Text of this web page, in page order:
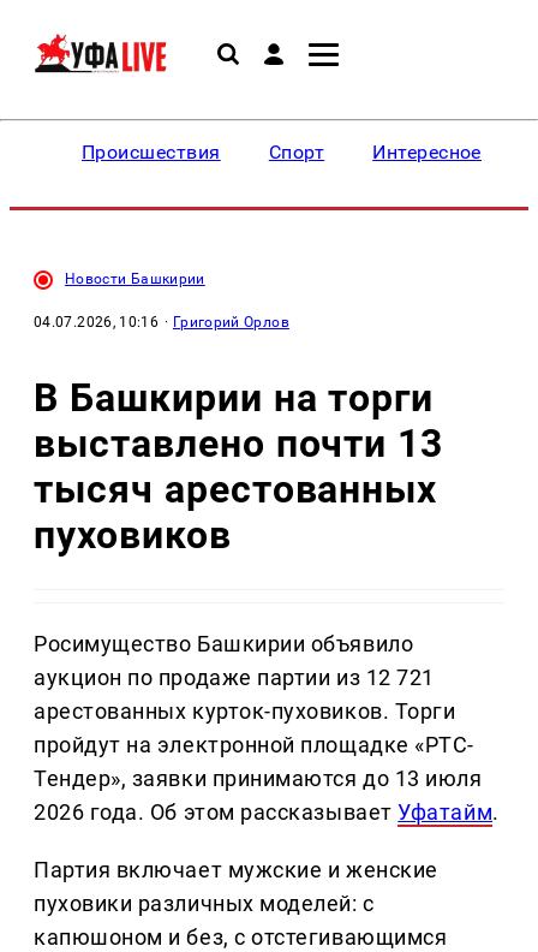
Происшествия Спорт Интересное
Новости Башкирии
04.07.2026, 10:16 · Григорий Орлов
В Башкирии на торги
выставлено почти 13
тысяч арестованных
пуховиков
Росимущество Башкирии объявило
аукцион по продаже партии из 12 721
арестованных курток-пуховиков. Торги
пройдут на электронной площадке «РТС-
Тендер», заявки принимаются до 13 июля
2026 года. Об этом рассказываетУфатайм.
Партия включает мужские и женские
пуховики различных моделей: с
капюшоном и без, с отстегивающимся